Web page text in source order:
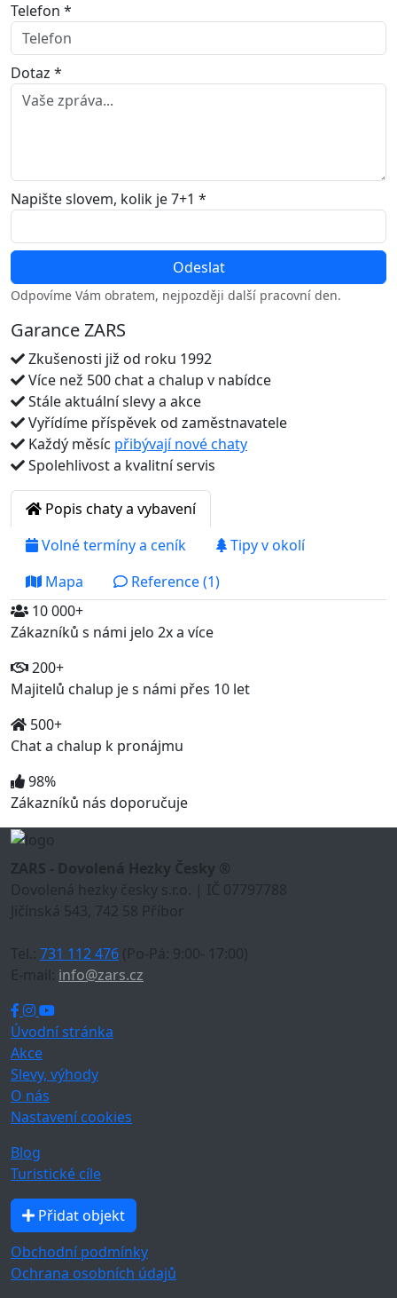
Telefon *
Dotaz *
Napište slovem, kolik je 7+1 *
Odpovíme Vám obratem, nejpozději další pracovní den.
Garance ZARS
Zkušenosti již od roku 1992
Více než 500 chat a chalup v nabídce
Stále aktuální slevy a akce
Vyřídíme příspěvek od zaměstnavatele
Každý měsíc přibývají nové chaty
Spolehlivost a kvalitní servis
Popis chaty a vybavení
Volné termíny a ceník
Tipy v okolí
Mapa
Reference (1)
10 000+
Zákazníků s námi jelo 2x a více
200+
Majitelů chalup je s námi přes 10 let
500+
Chat a chalup k pronájmu
98%
Zákazníků nás doporučuje
ZARS - Dovolená Hezky Česky ®
Dovolená hezky česky s.r.o. | IČ 07797788
Jičínská 543, 742 58 Příbor
Tel.: 731 112 476 (Po-Pá: 9:00- 17:00)
E-mail: info@zars.cz
Úvodní stránka
Akce
Slevy, výhody
O nás
Nastavení cookies
Blog
Turistické cíle
Přidat objekt
Obchodní podmínky
Ochrana osobních údajů